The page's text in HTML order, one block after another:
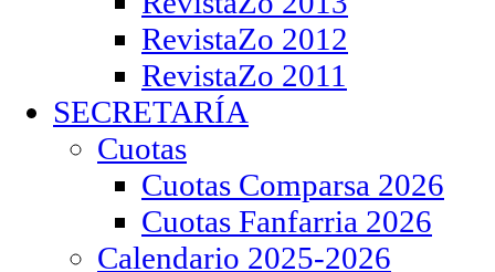
RevistaZo 2012
RevistaZo 2011
SECRETARÍA
Cuotas
Cuotas Comparsa 2026
Cuotas Fanfarria 2026
Calendario 2025-2026